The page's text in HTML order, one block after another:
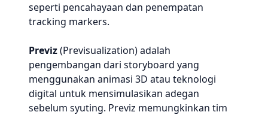
seperti pencahayaan dan penempatan
tracking markers.
Previz(Previsualization) adalah
pengembangan dari storyboard yang
menggunakan animasi 3D atau teknologi
digital untuk mensimulasikan adegan
sebelum syuting. Previz memungkinkan tim